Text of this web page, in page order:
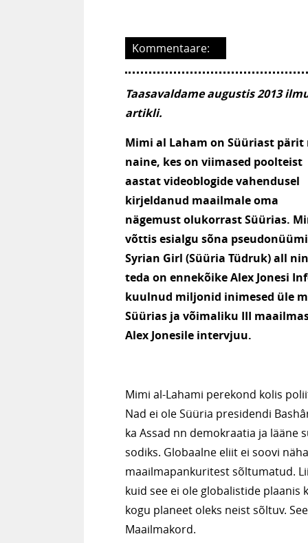
Kommentaare:
Taasavaldame augustis 2013
artikli.
Mimi al Laham on Süüriast pärit
naine, kes on viimased poolteist
aastat videoblogide vahendusel
kirjeldanud maailmale oma
nägemust olukorrast Süürias.
võttis esialgu sõna pseudonüümi
Syrian Girl (Süüria Tüdruk) all
teda on ennekõike Alex Jonesi
kuulnud miljonid inimesed üle
Süürias ja võimaliku III
Alex Jonesile intervjuu.
Mimi al-Lahami perekond kolis
Nad ei ole Süüria presidendi
ka Assad nn demokraatia ja lääne
sodiks. Globaalne eliit ei soovi
maailmapankuritest sõltumatud.
kuid see ei ole globalistide plaanis
kogu planeet oleks neist sõltuv.
Maailmakord.